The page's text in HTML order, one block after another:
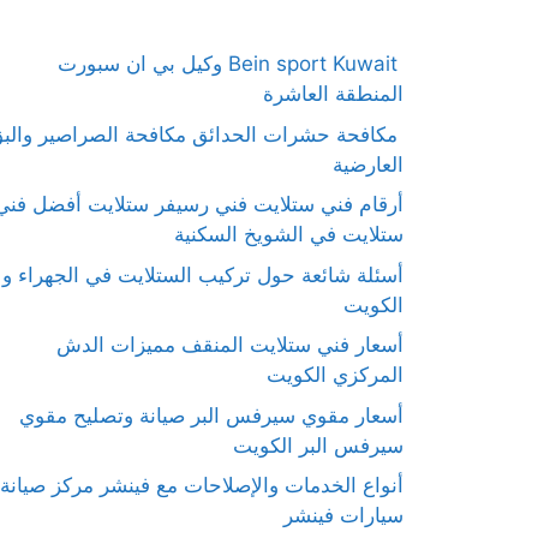
Bein sport Kuwait وكيل بي ان سبورت
المنطقة العاشرة
مكافحة حشرات الحدائق مكافحة الصراصير
العارضية
أرقام فني ستلايت فني رسيفر ستلايت أفضل
ستلايت في الشويخ السكنية
أسئلة شائعة حول تركيب الستلايت في الجهراء و
الكويت
أسعار فني ستلايت المنقف مميزات الدش
المركزي الكويت
أسعار مقوي سيرفس البر صيانة وتصليح مقوي
سيرفس البر الكويت
أنواع الخدمات والإصلاحات مع فينشر مركز صيانة
سيارات فينشر